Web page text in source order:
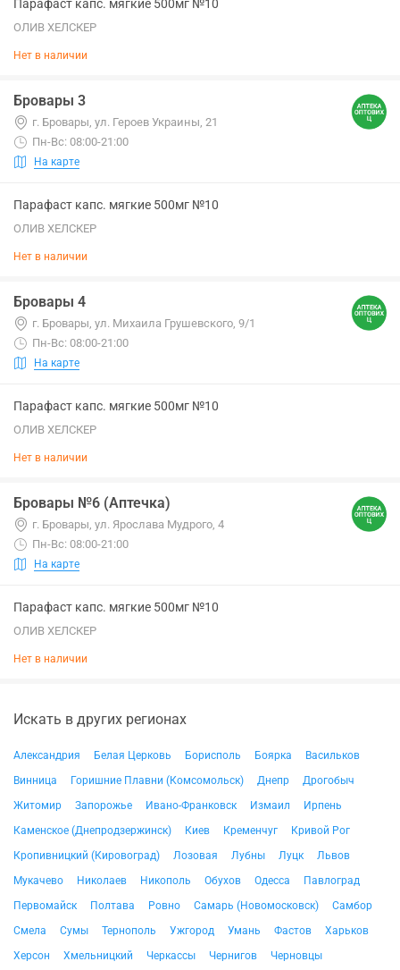
Парафаст капс. мягкие 500мг №10
ОЛИВ ХЕЛСКЕР
Нет в наличии
Бровары 3
г. Бровары, ул. Героев Украины, 21
Пн-Вс: 08:00-21:00
На карте
Парафаст капс. мягкие 500мг №10
ОЛИВ ХЕЛСКЕР
Нет в наличии
Бровары 4
г. Бровары, ул. Михаила Грушевского, 9/1
Пн-Вс: 08:00-21:00
На карте
Парафаст капс. мягкие 500мг №10
ОЛИВ ХЕЛСКЕР
Нет в наличии
Бровары №6 (Аптечка)
г. Бровары, ул. Ярослава Мудрого, 4
Пн-Вс: 08:00-21:00
На карте
Парафаст капс. мягкие 500мг №10
ОЛИВ ХЕЛСКЕР
Нет в наличии
Искать в других регионах
Александрия Белая Церковь Борисполь Боярка
Васильков
Винница
Горишние Плавни (Комсомольск) Днепр
Дрогобыч
Житомир
Запорожье Ивано-Франковск Измаил
Ирпень
Каменское (Днепродзержинск)
Киев Кременчуг
Кривой Рог
Кропивницкий (Кировоград)
Лозовая Лубны Луцк
Львов
Мукачево
Николаев Никополь Обухов Одесса
Павлоград
Первомайск
Полтава Ровно Самарь (Новомосковск)
Самбор
Смела
Сумы Тернополь Ужгород Умань Фастов
Харьков
Херсон
Хмельницкий Черкассы Чернигов
Черновцы